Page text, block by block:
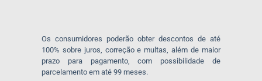
Os consumidores poderão obter descontos de até
100% sobre juros, correção e multas, além de maior
prazo para pagamento, com possibilidade de
parcelamento em até 99 meses.